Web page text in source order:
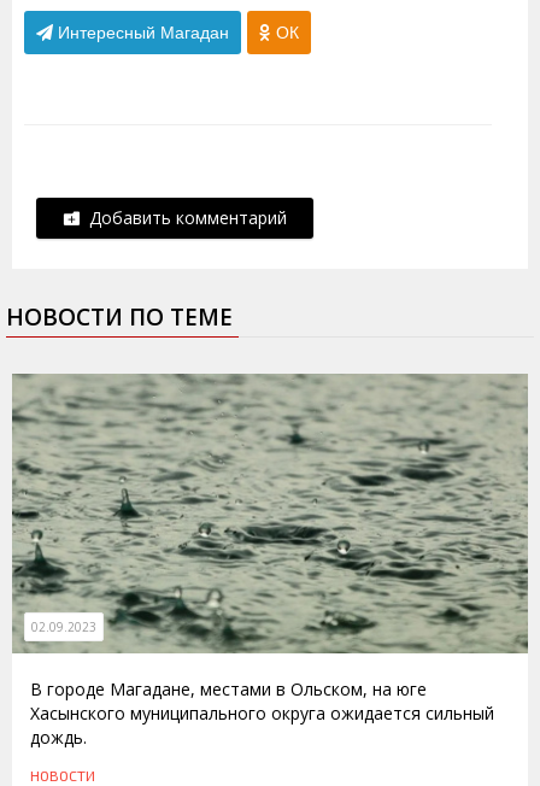
Интересный Магадан ОК
Добавить комментарий
НОВОСТИ ПО ТЕМЕ
02.09.2023
В городе Магадане, местами в Ольском, на юге
Хасынского муниципального округа ожидается сильный
дождь.
НОВОСТИ